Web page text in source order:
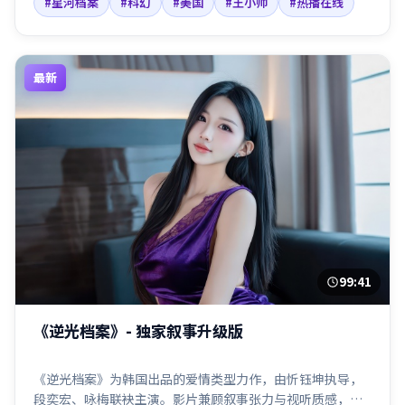
最新
99:41
《逆光档案》- 独家叙事升级版
《逆光档案》为韩国出品的爱情类型力作，由忻钰坤执导，
段奕宏、咏梅联袂主演。影片兼顾叙事张力与视听质感，适